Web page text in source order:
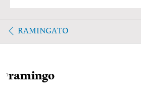
RAMINGATO
1ramingo